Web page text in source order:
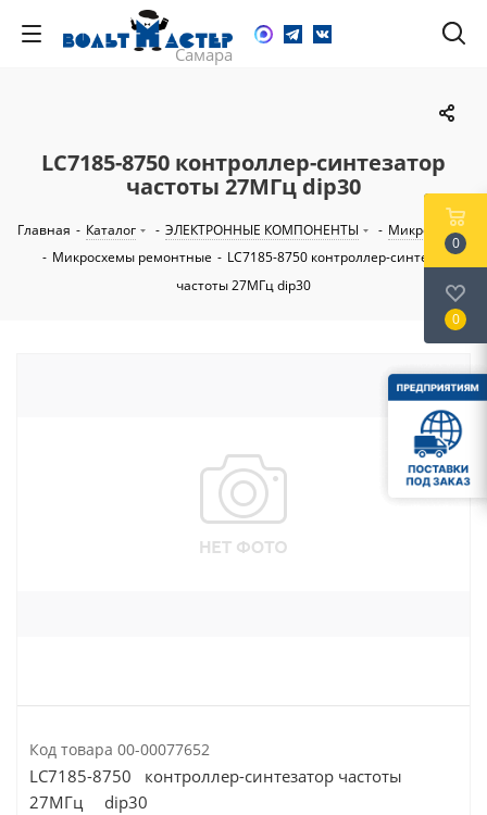
LC7185-8750 контроллер-синтезатор
частоты 27МГц dip30
Главная - Каталог - ЭЛЕКТРОННЫЕ КОМПОНЕНТЫ - Микросхемы
- Микросхемы ремонтные - LC7185-8750 контроллер-синтезатор
частоты 27МГц dip30
Код товара 00-00077652
LC7185-8750 контроллер-синтезатор частоты
27МГц dip30
0
0